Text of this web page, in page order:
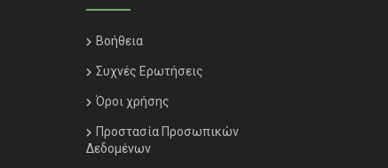
Βοήθεια
Συχνές Ερωτήσεις
Όροι χρήσης
Προστασία Προσωπικών
Δεδομένων